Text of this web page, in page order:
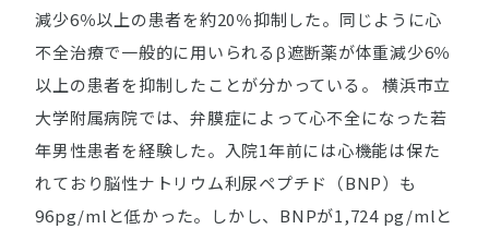
減少6％以上の患者を約20％抑制した。同じように心
不全治療で一般的に用いられるβ遮断薬が体重減少6％
以上の患者を抑制したことが分かっている。 横浜市立
大学附属病院では、弁膜症によって心不全になった若
年男性患者を経験した。入院1年前には心機能は保た
れており脳性ナトリウム利尿ペプチド（BNP）も
96pg/mlと低かった。しかし、BNPが1,724 pg/mlと